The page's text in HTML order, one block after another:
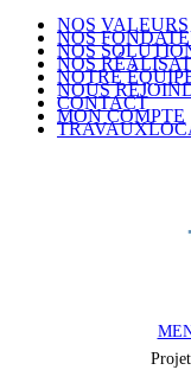
NOS VALEURS
NOS
NOS
NOS
NOTRE
NOUS
CONTACT
MON COMPTE